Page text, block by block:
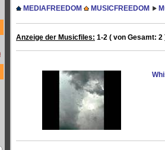
MEDIAFREEDOM MUSICFREEDOM
Anzeige der Musicfiles: 1-2 ( von Gesamt: 2